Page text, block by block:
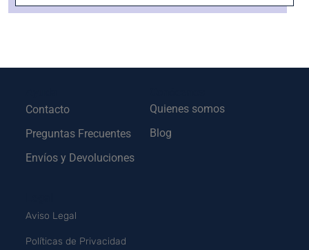
Contacto
Preguntas Frecuentes
Envíos y Devoluciones
Quienes somos
Blog
Aviso Legal
Políticas de Privacidad